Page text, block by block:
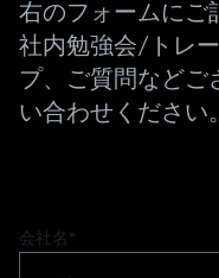
右のフォームにご
社内勉強会/トレ
プ、ご質問などご
い合わせください。
会社名*